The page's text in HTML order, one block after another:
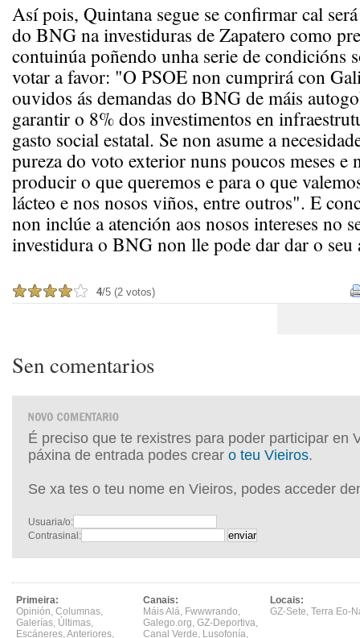
Así pois, Quintana segue se confirmar cal
do BNG na investiduras de Zapatero como
contuinúa poñendo unha serie de condicións
votar a favor: "O PSOE non cumprirá con
ouvidos ás demandas do BNG de máis
garantir o 8% dos investimentos en
gasto social estatal. Se non asume a
pureza do voto exterior nuns poucos meses e
producir o que queremos e para o que
lácteo e nos nosos viños, entre outros". E
non inclúe a atención aos nosos intereses no
investidura o BNG non lle pode dar dar o
4/5 (2 votos)
Sen comentarios
É preciso que te rexistres para poder participar en
páxina de entrada podes crear o teu Vieiros.
Se xa tes o teu nome en Vieiros, podes acceder
Usuaria/o:
Contrasinal:
Primeira:
Opinión, Columnas,
Galerías, Últimas,
Escáneres,Anteriores,
Canais:
Máis Alá, Fwwwrando,
Galego.org, GZ-Deportiva,
Canal Verde, Lusofonía,
Locais:
GZ-Sete, Terra Eo-